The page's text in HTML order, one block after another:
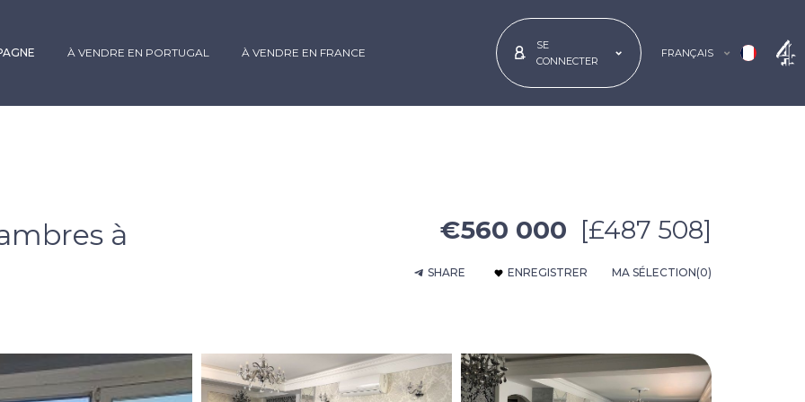
À VENDRE EN PORTUGAL À VENDRE EN FRANCE
SE
CONNECTER
FRANÇAIS
à
€560 000 [£487 508]
SHARE ENREGISTRER MA SÉLECTION(0)